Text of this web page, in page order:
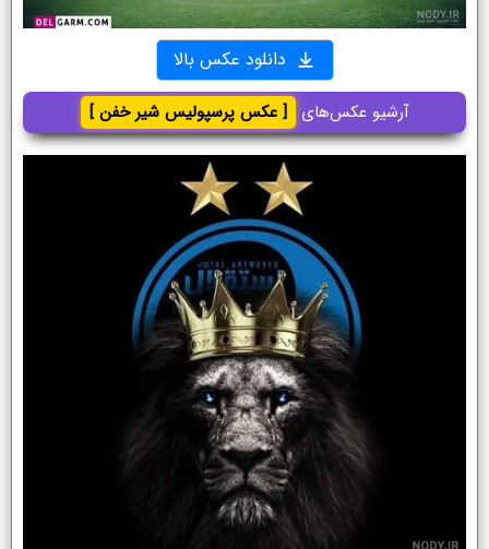
دانلود عکس بالا
آرشیو عکس‌های [ عکس پرسپولیس شیر خفن ]